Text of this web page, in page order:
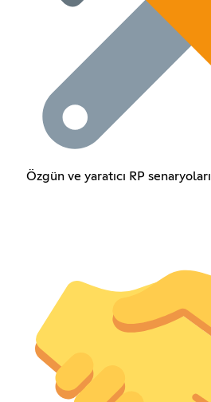
Özgün ve yaratıcı RP senaryoları